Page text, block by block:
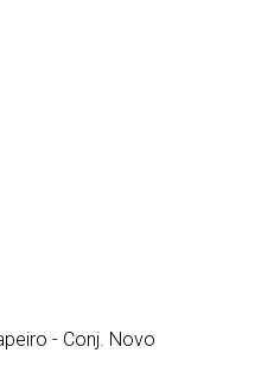
- Conj. Novo